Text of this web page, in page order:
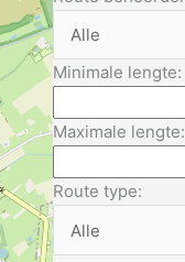
Minimale lengte:
Maximale lengte:
Route type: